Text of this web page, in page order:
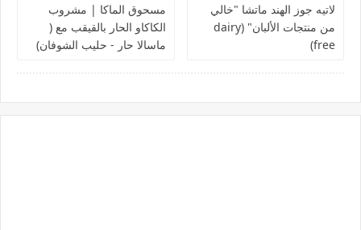
لاتيه جوز الهند ماتشا "خالي
من منتجات الألبان" (dairy
free)
مسحوق الماكا | مشروب
الكاكاو الحار بالقيقب مع (
ماسالا حار - حليب الشوفان)